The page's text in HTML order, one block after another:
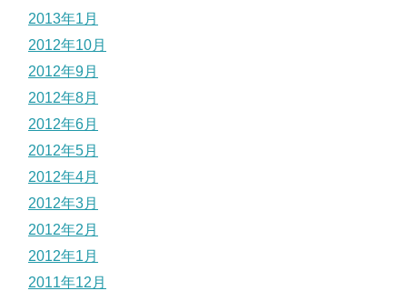
2013年1月
2012年10月
2012年9月
2012年8月
2012年6月
2012年5月
2012年4月
2012年3月
2012年2月
2012年1月
2011年12月